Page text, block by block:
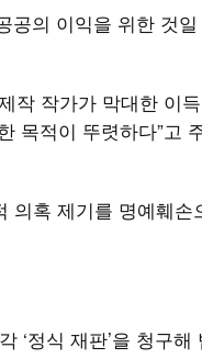
공의 이익을 위한 것
작 작가가 막대한 이
목적이 뚜렷하다”고
의혹 제기를 명예훼손
‘정식 재판’을 청구해